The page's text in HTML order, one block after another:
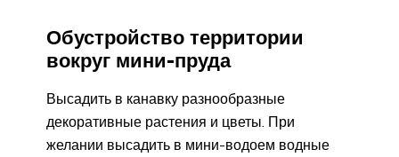
Обустройство территории
вокруг мини-пруда
Высадить в канавку разнообразные
декоративные растения и цветы. При
желании высадить в мини-водоем водные